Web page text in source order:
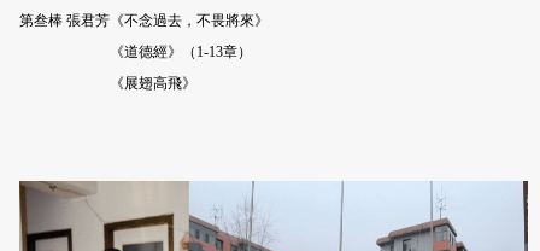
第叁棒 張君芳《不念過去，不畏將來》
《道德經》（1-13章）
《展翅高飛》